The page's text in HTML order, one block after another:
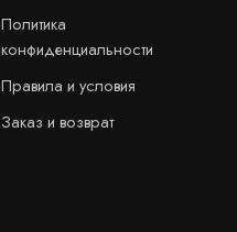
Политика
конфиденциальности
Правила и условия
Заказ и возврат